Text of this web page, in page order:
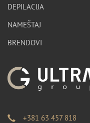
DEPILACIJA
NAMEŠTAJ
BRENDOVI
+381 63 457 818